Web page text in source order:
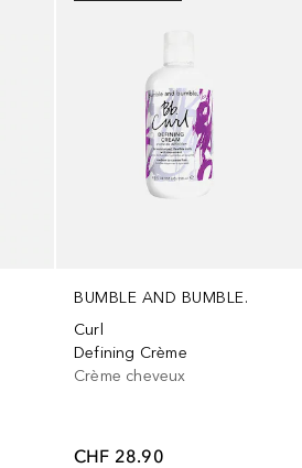
BUMBLE AND BUMBLE.
Curl
Defining Crème
Crème cheveux
CHF 28.90